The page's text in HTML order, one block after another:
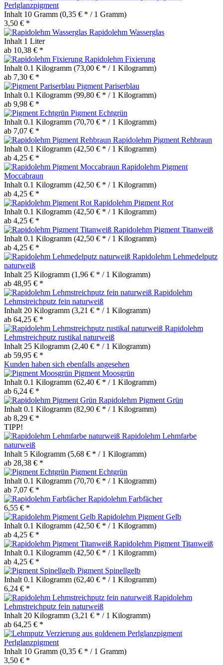
Perlglanzpigment
Inhalt 10 Gramm (0,35 € * / 1 Gramm)
3,50 € *
Rapidolehm Wasserglas
Inhalt 1 Liter
ab 10,38 € *
Rapidolehm Fixierung
Inhalt 0.1 Kilogramm (73,00 € * / 1 Kilogramm)
ab 7,30 € *
Pigment Pariserblau
Inhalt 0.1 Kilogramm (99,80 € * / 1 Kilogramm)
ab 9,98 € *
Pigment Echtgrün
Inhalt 0.1 Kilogramm (70,70 € * / 1 Kilogramm)
ab 7,07 € *
Rapidolehm Pigment Rehbraun
Inhalt 0.1 Kilogramm (42,50 € * / 1 Kilogramm)
ab 4,25 € *
Rapidolehm Pigment
Moccabraun
Inhalt 0.1 Kilogramm (42,50 € * / 1 Kilogramm)
ab 4,25 € *
Rapidolehm Pigment Rot
Inhalt 0.1 Kilogramm (42,50 € * / 1 Kilogramm)
ab 4,25 € *
Rapidolehm Pigment Titanweiß
Inhalt 0.1 Kilogramm (42,50 € * / 1 Kilogramm)
ab 4,25 € *
Rapidolehm Lehmedelputz
naturweiß
Inhalt 25 Kilogramm (1,96 € * / 1 Kilogramm)
ab 48,95 € *
Rapidolehm
Lehmstreichputz fein naturweiß
Inhalt 20 Kilogramm (3,21 € * / 1 Kilogramm)
ab 64,25 € *
Rapidolehm
Lehmstreichputz rustikal naturweiß
Inhalt 25 Kilogramm (2,40 € * / 1 Kilogramm)
ab 59,95 € *
Kunden haben sich ebenfalls angesehen
Pigment Moosgrün
Inhalt 0.1 Kilogramm (62,40 € * / 1 Kilogramm)
ab 6,24 € *
Rapidolehm Pigment Grün
Inhalt 0.1 Kilogramm (82,90 € * / 1 Kilogramm)
ab 8,29 € *
TIPP!
Rapidolehm Lehmfarbe
naturweiß
Inhalt 5 Kilogramm (5,68 € * / 1 Kilogramm)
ab 28,38 € *
Pigment Echtgrün
Inhalt 0.1 Kilogramm (70,70 € * / 1 Kilogramm)
ab 7,07 € *
Rapidolehm Farbfächer
6,55 € *
Rapidolehm Pigment Gelb
Inhalt 0.1 Kilogramm (42,50 € * / 1 Kilogramm)
ab 4,25 € *
Rapidolehm Pigment Titanweiß
Inhalt 0.1 Kilogramm (42,50 € * / 1 Kilogramm)
ab 4,25 € *
Pigment Spinellgelb
Inhalt 0.1 Kilogramm (62,40 € * / 1 Kilogramm)
6,24 € *
Rapidolehm
Lehmstreichputz fein naturweiß
Inhalt 20 Kilogramm (3,21 € * / 1 Kilogramm)
ab 64,25 € *
Perlglanzpigment
Inhalt 10 Gramm (0,35 € * / 1 Gramm)
3,50 € *